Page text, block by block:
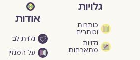
גלויות
כותבות
וכותבים
גלויות
מתארחות
אודות
גלוית לב
על המגזין